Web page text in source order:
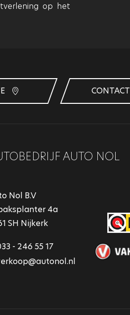
op het
CONTACT
AUTO NOL
Nol B.V
4a
SH Nijkerk
- 246 55 17